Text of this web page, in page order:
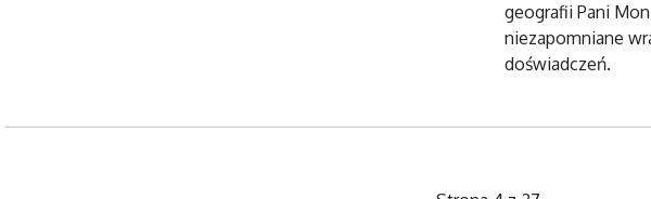
geografii Pani
niezapomniane
doświadczeń.